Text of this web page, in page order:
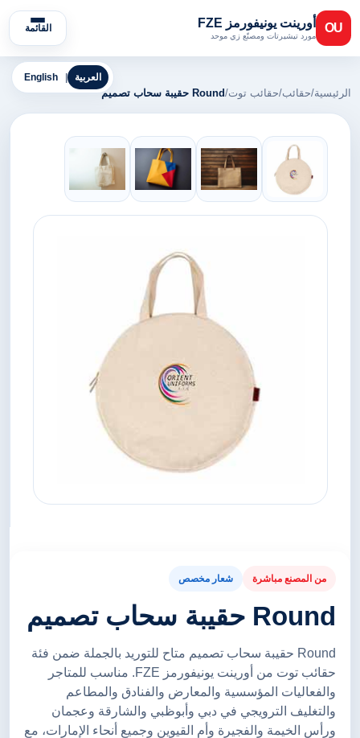
OU أورينت يونيفورمز FZE
مورد تيشيرتات ومصنّع زي موحد
القائمة
English العربية
الرئيسية/حقائب/حقائب توت/Round حقيبة سحاب تصميم
من المصنع مباشرة شعار مخصص
Round حقيبة سحاب تصميم
Round حقيبة سحاب تصميم متاح للتوريد بالجملة ضمن فئة
حقائب توت من أورينت يونيفورمز FZE. مناسب للمتاجر
والفعاليات المؤسسية والمعارض والفنادق والمطاعم
والتغليف الترويجي في دبي وأبوظبي والشارقة وعجمان
ورأس الخيمة والفجيرة وأم القيوين وجميع أنحاء الإمارات، مع